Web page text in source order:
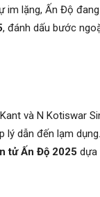
im lặng, Ấn Độ
, đánh dấu bước
và N Kotiswar
lý dẫn đến lạm
tử Ấn Độ 2025 dựa